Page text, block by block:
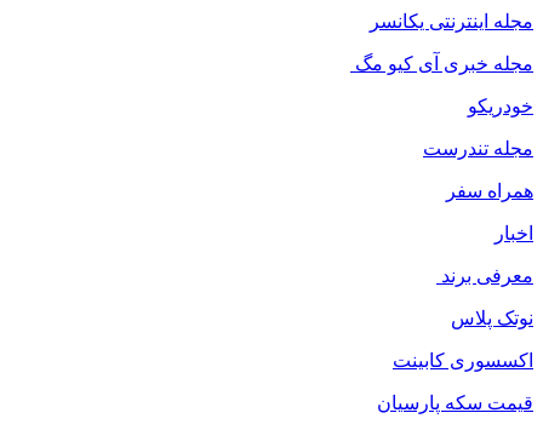
مجله اینترنتی یکانسر
مجله خبری آی کیو مگ
خودریکو
مجله‌ تندرست
همراه سفر
اخبار
معرفی برند
نوتک پلاس
اکسسوری کابینت
قیمت سکه پارسیان